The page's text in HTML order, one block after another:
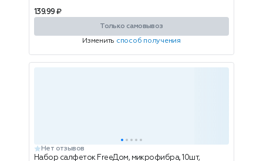
139.99 ₽
Только самовывоз
Изменить способ получения
Нет отзывов
Набор салфеток FreeДом, микрофибра, 10шт,